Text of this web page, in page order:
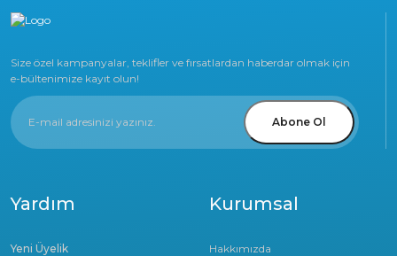
Size özel kampanyalar, teklifler ve fırsatlardan haberdar olmak için
e-bültenimize kayıt olun!
Abone Ol
Kurumsal
Hakkımızda
Yardım
Yeni Üyelik